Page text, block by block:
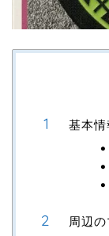
基本情
周辺